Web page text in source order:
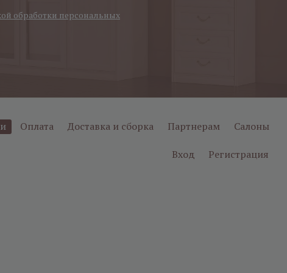
обработки персональных
Оплата Доставка и сборка Партнерам Салоны
Вход Регистрация